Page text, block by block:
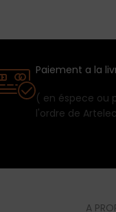
Paiement a la
( en éspece ou
l'ordre de
A